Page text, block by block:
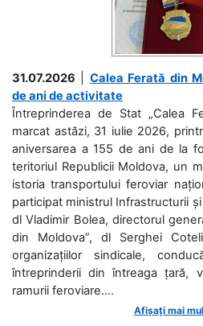
31.07.2026
Calea Ferată din
de ani de activitate
Întreprinderea de Stat „Calea
marcat astăzi, 31 iulie 2026,
aniversarea a 155 de ani de la
teritoriul Republicii Moldova, un
istoria transportului feroviar
participat ministrul Infrastructurii
dl Vladimir Bolea, directorul
din Moldova”, dl Serghei
organizațiilor sindicale,
întreprinderii din întreaga țară,
ramurii feroviare....
Afișați mai